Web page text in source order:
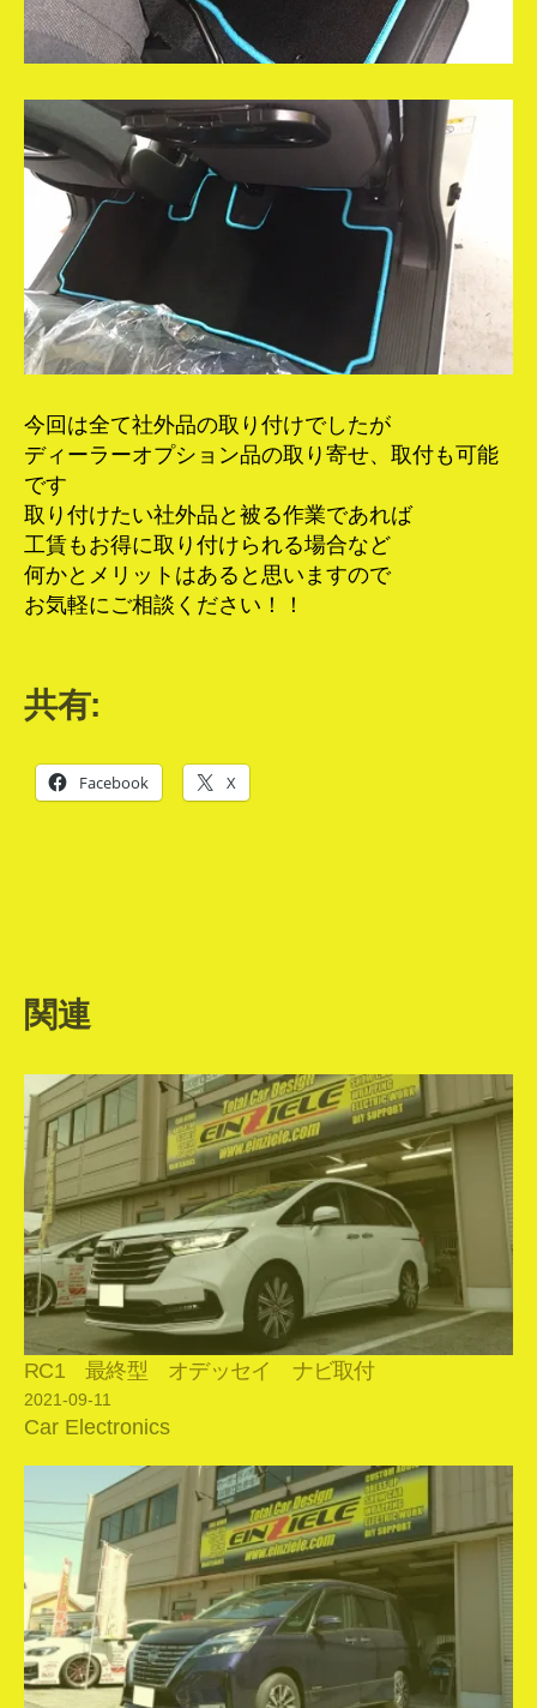
今回は全て社外品の取り付けでしたが
ディーラーオプション品の取り寄せ、取付も可能
です
取り付けたい社外品と被る作業であれば
工賃もお得に取り付けられる場合など
何かとメリットはあると思いますので
お気軽にご相談ください！！
共有:
Facebook X
関連
RC1 最終型 オデッセイ ナビ取付
2021-09-11
Car Electronics